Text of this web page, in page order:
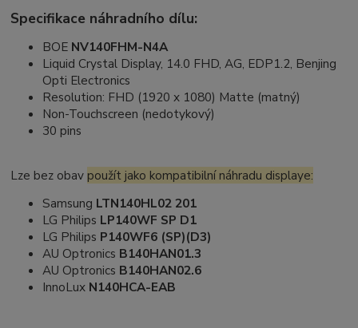
Specifikace náhradního dílu:
BOE NV140FHM-N4A
Liquid Crystal Display, 14.0 FHD, AG, EDP1.2, Benjing
Opti Electronics
Resolution: FHD (1920 x 1080) Matte (matný)
Non-Touchscreen (nedotykový)
30 pins
Lze bez obav použít jako kompatibilní náhradu displaye:
Samsung LTN140HL02 201
LG Philips LP140WF SP D1
LG Philips P140WF6 (SP)(D3)
AU Optronics B140HAN01.3
AU Optronics B140HAN02.6
InnoLux N140HCA-EAB